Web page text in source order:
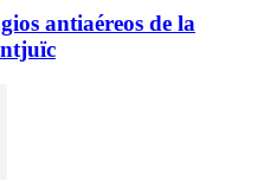
antiaéreos de la